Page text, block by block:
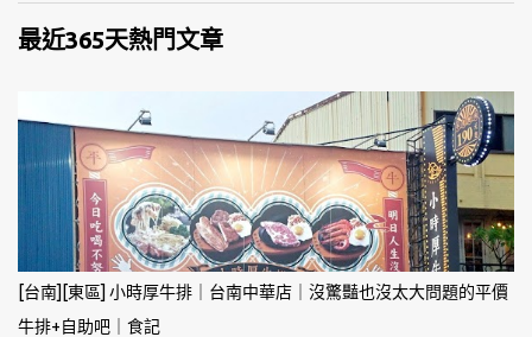
最近365天熱門文章
[台南][東區] 小時厚牛排｜台南中華店｜沒驚豔也沒太大問題的平價
牛排+自助吧｜食記